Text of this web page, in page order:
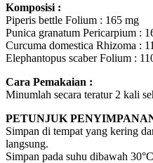
Komposisi :
Piperis bettle Folium : 165 mg
Punica granatum Pericarpium :
Curcuma domestica Rhizoma :
Elephantopus scaber Folium :
Cara Pemakaian :
Minumlah secara teratur 2 kali
PETUNJUK
Simpan di tempat yang kering
langsung.
Simpan pada suhu dibawah 30°C